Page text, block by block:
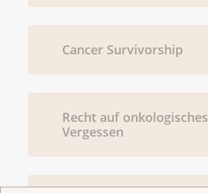
Cancer Survivorship
Recht auf onkologisches
Vergessen